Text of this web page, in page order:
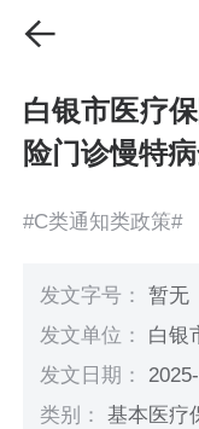
白银市医疗
险门诊慢特
#C类通知类政策#
发文字号：暂无
发文单位： 白银
发文日期：
类别：基本医疗